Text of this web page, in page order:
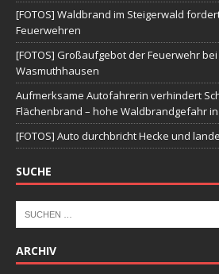
[FOTOS] Waldbrand im Steigerwald
Feuerwehren
[FOTOS] Großaufgebot der Feuerwehr
Wasmuthhausen
Aufmerksame Autofahrerin verhindert
Flächenbrand – hohe Waldbrandgefahr
[FOTOS] Auto durchbricht Hecke und
SUCHE
ARCHIV